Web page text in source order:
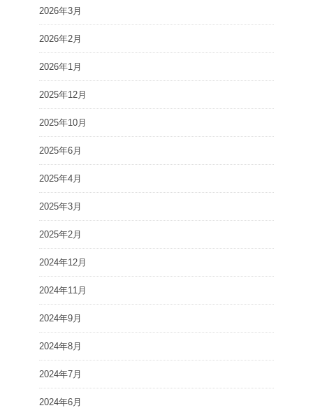
2026年3月
2026年2月
2026年1月
2025年12月
2025年10月
2025年6月
2025年4月
2025年3月
2025年2月
2024年12月
2024年11月
2024年9月
2024年8月
2024年7月
2024年6月